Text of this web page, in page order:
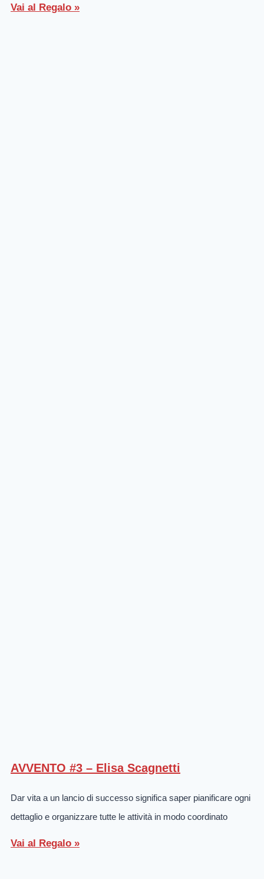
Vai al Regalo »
AVVENTO #3 – Elisa Scagnetti
Dar vita a un lancio di successo significa saper pianificare ogni
dettaglio e organizzare tutte le attività in modo coordinato
Vai al Regalo »